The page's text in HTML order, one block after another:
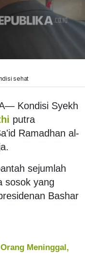
sehat
Kondisi Syekh
putra
Ramadhan al-
sejumlah
sosok yang
Bashar
Meninggal,